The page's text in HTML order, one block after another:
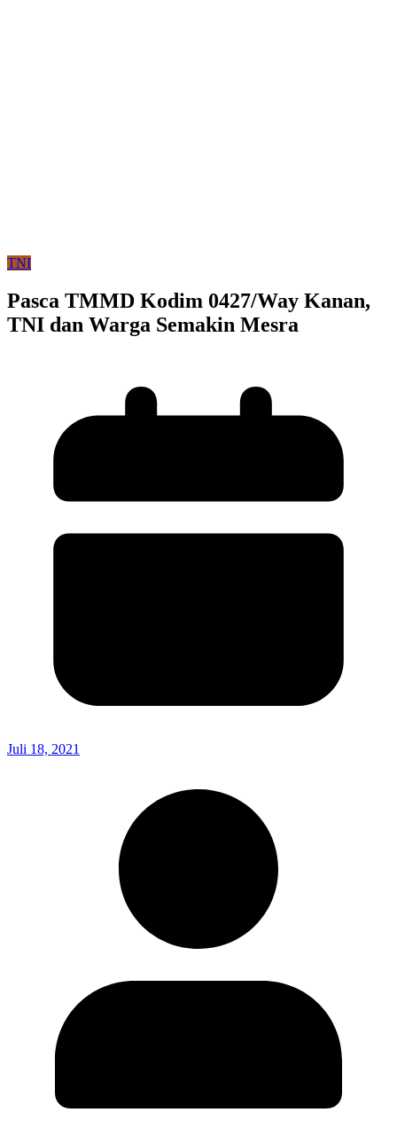
TNI
Pasca TMMD Kodim 0427/Way Kanan,
TNI dan Warga Semakin Mesra
Juli 18, 2021